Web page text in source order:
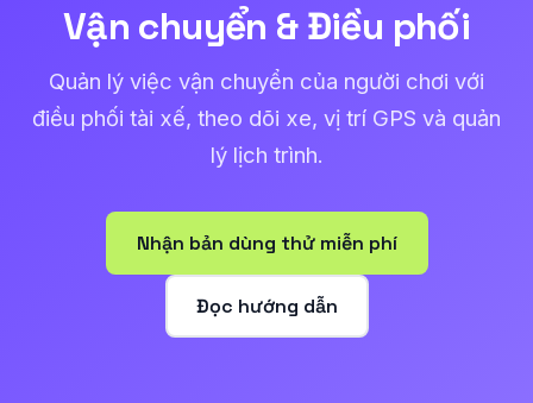
Vận chuyển & Điều phối
Quản lý việc vận chuyển của người chơi với
điều phối tài xế, theo dõi xe, vị trí GPS và quản
lý lịch trình.
Nhận bản dùng thử miễn phí
Đọc hướng dẫn